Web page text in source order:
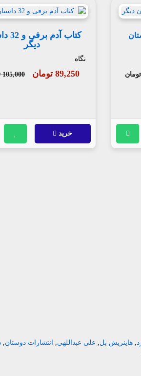
و 39 داستان
کتاب
دیگر
نگاه
89,250 تومان 105,000 تومان
خرید
, هاینریش بل, علی عبداللهی, انتشارات دوستان,